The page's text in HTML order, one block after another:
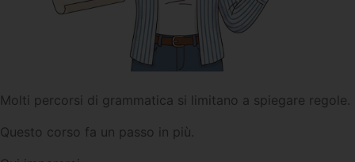
Molti percorsi di grammatica si limitano a spiegare regole.
Questo corso fa un passo in più.